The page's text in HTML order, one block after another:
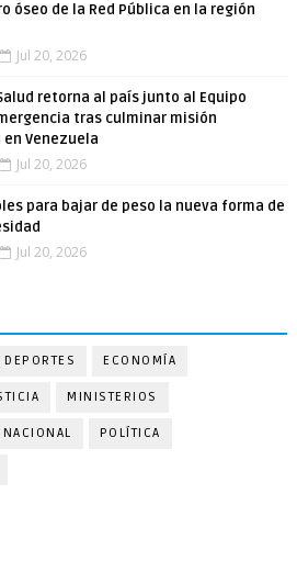
óseo de la Red Pública en la región
Jul 20, 2026
retorna al país junto al Equipo
tras culminar misión
Venezuela
Jul 20, 2026
para bajar de peso la nueva forma de
Jul 20, 2026
DEPORTES ECONOMÍA
MINISTERIOS
POLÍTICA